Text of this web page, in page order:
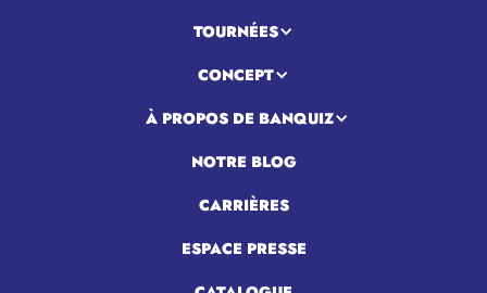
TOURNÉES
CONCEPT
À PROPOS DE BANQUIZ
NOTRE BLOG
CARRIÈRES
ESPACE PRESSE